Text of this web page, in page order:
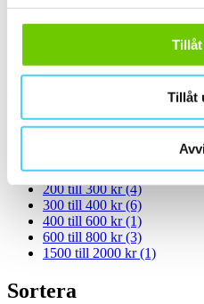
Tillåt
Pris
Välj en eller flera prisgrupper:
100 till 200 kr(1)
200 till 300 kr(4)
300 till 400 kr(6)
400 till 600 kr(1)
600 till 800 kr(3)
1500 till 2000 kr(1)
Sortera